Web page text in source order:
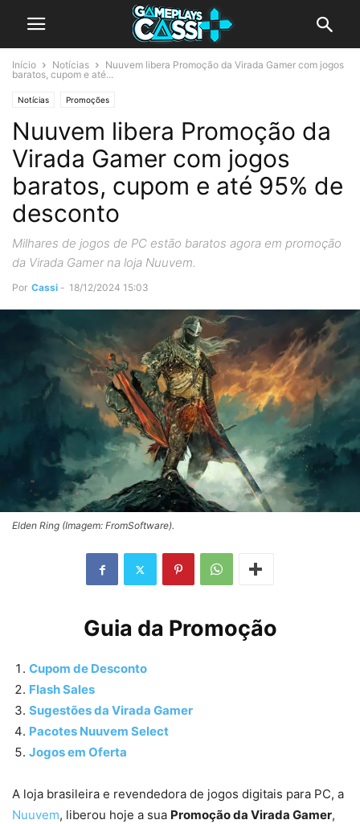
Início Notícias
Nuuvem libera Promoção da Virada Gamer com jogos
baratos, cupom e até...
Notícias Promoções
Nuuvem libera Promoção da
Virada Gamer com jogos
baratos, cupom e até 95% de
desconto
Milhares de jogos de PC estão baratos agora em promoção
da Virada Gamer na loja Nuuvem.
Por Cassi - 18/12/2024 15:03
Elden Ring (Imagem: FromSoftware).
Guia da Promoção
Cupom de Desconto
Flash Sales
Sugestões da Virada Gamer
Pacotes Nuuvem Select
Jogos em Oferta
A loja brasileira e revendedora de jogos digitais para PC, a
Nuuvem, liberou hoje a sua Promoção da Virada Gamer,